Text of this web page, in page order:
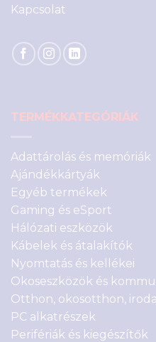
Kapcsolat
TERMÉKKATEGÓRIÁK
Adattárolás és memóriák
Ajándékkártyák
Egyéb termékek
Gaming és eSport
Hálózati eszközök
Kábelek és átalakítók
Nyomtatás és kellékei
Okoseszközök és
Otthon, okosotthon, iroda
PC alkatrészek
Perifériák és kiegészítők